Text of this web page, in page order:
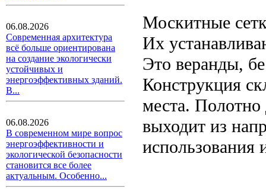
06.08.2026
Современная архитектура
всё больше ориентирована
на создание экологически
устойчивых и
энергоэффективных зданий.
В...
06.08.2026
В современном мире вопрос
энергоэффективности и
экологической безопасности
становится все более
актуальным. Особенно...
Москитные
Их
Это веранды,
Конструкция
места. Полотно
выходит из
использования